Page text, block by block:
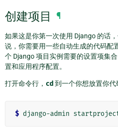
创建项目 ¶
如果这是你第一次使用 Django 的话
说，你需要用一些自动生成的代码配
个 Django 项目实例需要的设置项集
置和应用程序配置。
打开命令行， cd 到一个你想放置你代
$